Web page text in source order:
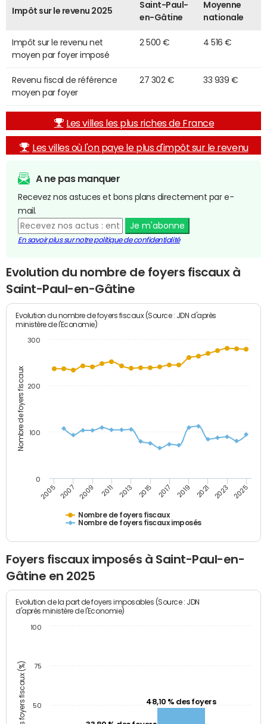
Impôt sur le revenu 2025
Saint-Paul-
en-Gâtine
Moyenne
nationale
Impôt sur le revenu net
moyen par foyer imposé
2 500 € 4 516 €
Revenu fiscal de référence
moyen par foyer
27 302 € 33 939 €
Les villes les plus riches de France
Les villes où l'on paye le plus d'impôt sur le revenu
A ne pas manquer
Recevez nos astuces et bons plans directement par e-
mail.
Je m'abonne
En savoir plus sur notre politique de confidentialité
Evolution du nombre de foyers fiscaux à
Saint-Paul-en-Gâtine
Nombre de foyers fiscaux
Evolution du nombre de foyers fiscaux (Source : JDN d'après
ministère de l'Economie)
Nombre de foyers fiscaux
Nombre de foyers fiscaux imposés
2005 2007 2009 2011 2013 2015 2017 2019 2021 2023 2025
0
100
200
300
Foyers fiscaux imposés à Saint-Paul-en-
Gâtine en 2025
Part des foyers fiscaux (%)
Evolution de la part de foyers imposables (Source : JDN
d'après ministère de l'Economie)
48,10 % des foyers
50
75
100